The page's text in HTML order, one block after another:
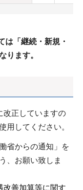
は「継続・新規・
ります。
改正していますの
用してください。
省からの通知」を
、お願い致しま
改善加算等に関す